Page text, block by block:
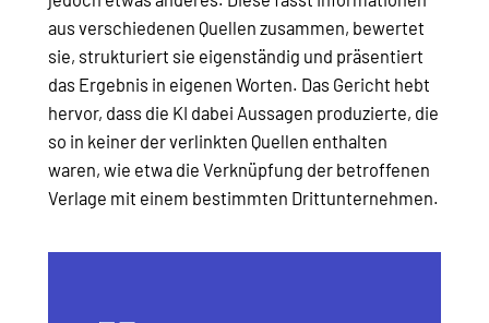
aus verschiedenen Quellen zusammen, bewertet
sie, strukturiert sie eigenständig und präsentiert
das Ergebnis in eigenen Worten. Das Gericht hebt
hervor, dass die KI dabei Aussagen produzierte, die
so in keiner der verlinkten Quellen enthalten
waren, wie etwa die Verknüpfung der betroffenen
Verlage mit einem bestimmten Drittunternehmen.